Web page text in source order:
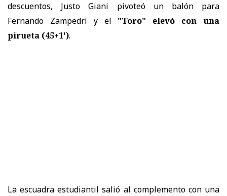
descuentos, Justo Giani pivoteó un balón para
Fernando Zampedri y el "Toro" elevó con una
pirueta (45+1').
La escuadra estudiantil salió al complemento con una